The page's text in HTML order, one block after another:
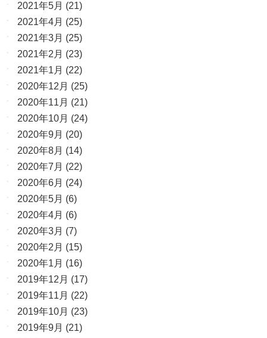
2021年5月 (21)
2021年4月 (25)
2021年3月 (25)
2021年2月 (23)
2021年1月 (22)
2020年12月 (25)
2020年11月 (21)
2020年10月 (24)
2020年9月 (20)
2020年8月 (14)
2020年7月 (22)
2020年6月 (24)
2020年5月 (6)
2020年4月 (6)
2020年3月 (7)
2020年2月 (15)
2020年1月 (16)
2019年12月 (17)
2019年11月 (22)
2019年10月 (23)
2019年9月 (21)